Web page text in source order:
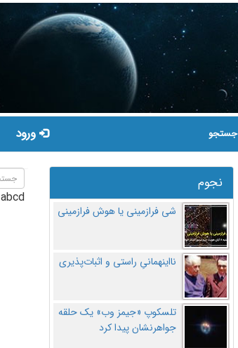
جستجو ورود
نجوم
شی فرازمینی یا هوش فرازمینی
نااینهمانیِ راستی و اثبات‌پذیری
تلسکوپ «جیمز وب» یک حلقه
جواهرنشان پیدا کرد
abcd